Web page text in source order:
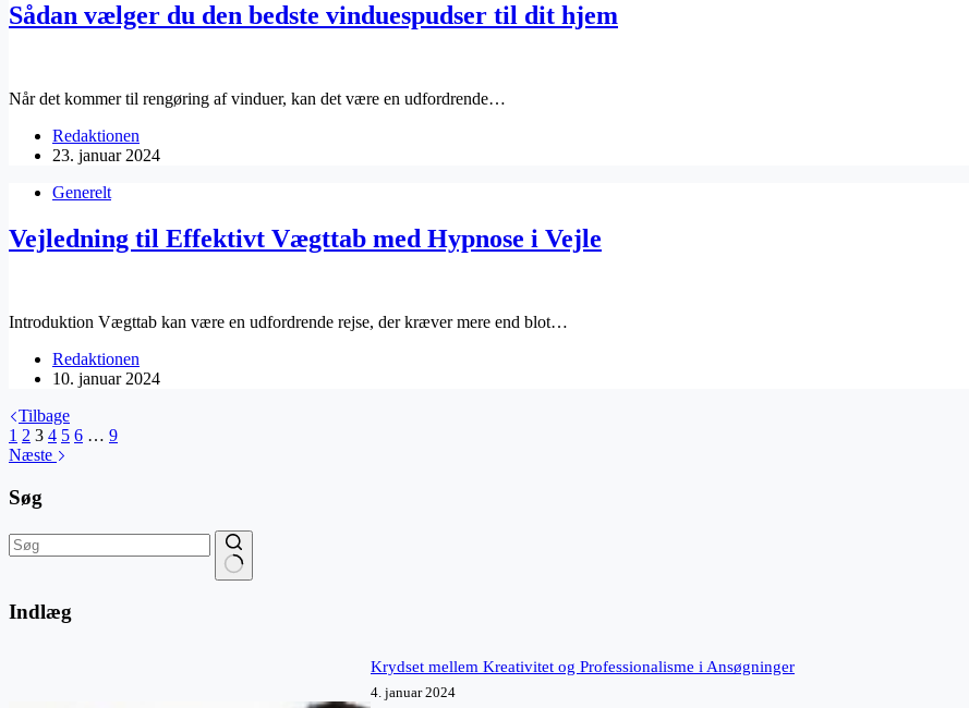
Sådan vælger du den bedste vinduespudser til dit hjem
Når det kommer til rengøring af vinduer, kan det være en udfordrende…
Redaktionen
23. januar 2024
Generelt
Vejledning til Effektivt Vægttab med Hypnose i Vejle
Introduktion Vægttab kan være en udfordrende rejse, der kræver mere end blot…
Redaktionen
10. januar 2024
Tilbage
1 2 3 4 5 6 … 9
Næste
Søg
resultater
Indlæg
Krydset mellem Kreativitet og Professionalisme i Ansøgninger
4. januar 2024